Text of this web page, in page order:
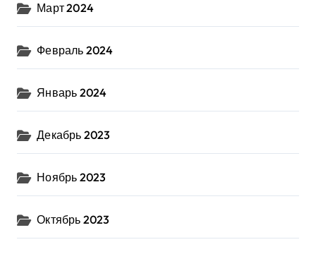
Март 2024
Февраль 2024
Январь 2024
Декабрь 2023
Ноябрь 2023
Октябрь 2023